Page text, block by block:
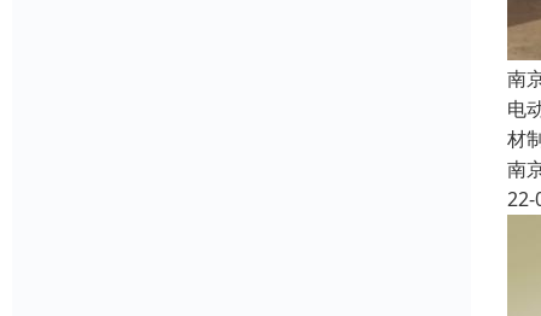
南
电
材
南
22-